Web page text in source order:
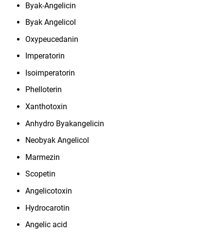
Byak-Angelicin
Byak Angelicol
Oxypeucedanin
Imperatorin
Isoimperatorin
Phelloterin
Xanthotoxin
Anhydro Byakangelicin
Neobyak Angelicol
Marmezin
Scopetin
Angelicotoxin
Hydrocarotin
Angelic acid